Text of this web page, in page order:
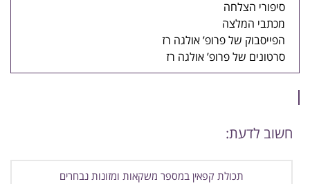
סיפורי הצלחה
מכתבי המלצה
הפייסבוק של פרופ’ אולגה רז
סרטונים של פרופ’ אולגה רז
חשוב לדעת:
תכולת קפאין במספר משקאות ומזונות נבחרים